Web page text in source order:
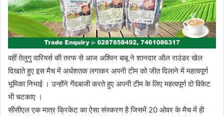
वहीं तेलुगु वारियर्स की तरफ से आज अश्विन बाबू ने शानदार ऑल राउंडर खेल
दिखाते हुए इस मैच में अर्धशतक लगाकर अपनी टीम को जीत दिलाने में महत्वपूर्ण
भूमिका निभाई । उन्होंने गेंदबाजी करते हुए अपनी टीम के लिए महत्वपूर्ण दो विकेट
भी चटकाए ।
सीसीएल एक मात्र क्रिकेट का ऐसा संस्करण है जिसमें 20 ओवर के मैच में ही